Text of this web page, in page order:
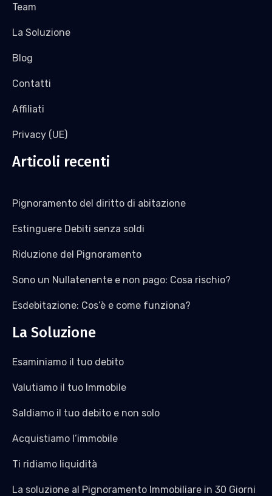
Team
La Soluzione
Blog
Contatti
Affiliati
Privacy (UE)
Articoli recenti
Pignoramento del diritto di abitazione
Estinguere Debiti senza soldi
Riduzione del Pignoramento
Sono un Nullatenente e non pago: Cosa rischio?
Esdebitazione: Cos’è e come funziona?
La Soluzione
Esaminiamo il tuo debito
Valutiamo il tuo Immobile
Saldiamo il tuo debito e non solo
Acquistiamo l’immobile
Ti ridiamo liquidità
La soluzione al Pignoramento Immobiliare in 30 Giorni